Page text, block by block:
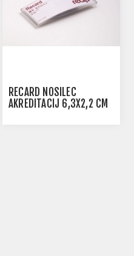
RECARD NOSILEC
AKREDITACIJ 6,3X2,2 CM